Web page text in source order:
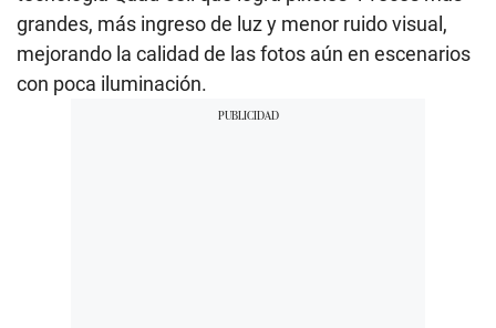
grandes, más ingreso de luz y menor ruido visual,
mejorando la calidad de las fotos aún en escenarios
con poca iluminación.